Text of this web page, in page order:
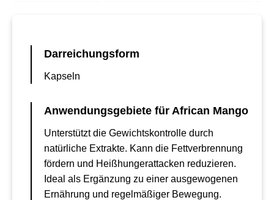
Darreichungsform
Kapseln
Anwendungsgebiete für African Mango
Unterstützt die Gewichtskontrolle durch
natürliche Extrakte. Kann die Fettverbrennung
fördern und Heißhungerattacken reduzieren.
Ideal als Ergänzung zu einer ausgewogenen
Ernährung und regelmäßiger Bewegung.